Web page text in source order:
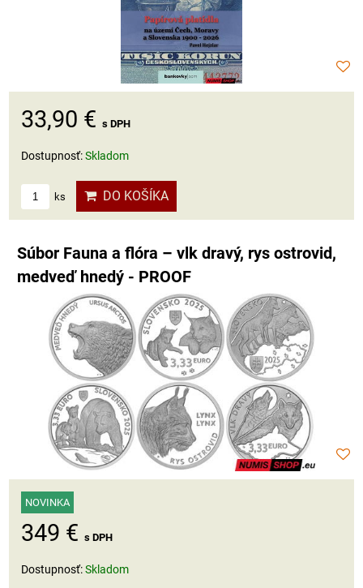
33,90 € s DPH
Dostupnosť:Skladom
ks DO KOŠÍKA
Súbor Fauna a flóra – vlk dravý, rys ostrovid,
medveď hnedý - PROOF
NOVINKA
349 € s DPH
Dostupnosť:Skladom